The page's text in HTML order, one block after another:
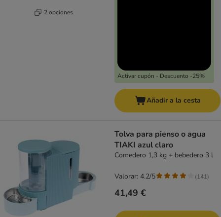
2 opciones
Activar cupón - Descuento -25%
Añadir a la cesta
Tolva para pienso o agua
TIAKI azul claro
Comedero 1,3 kg + bebedero 3 l
41,49 €
Valorar: 4.2/5 (141)